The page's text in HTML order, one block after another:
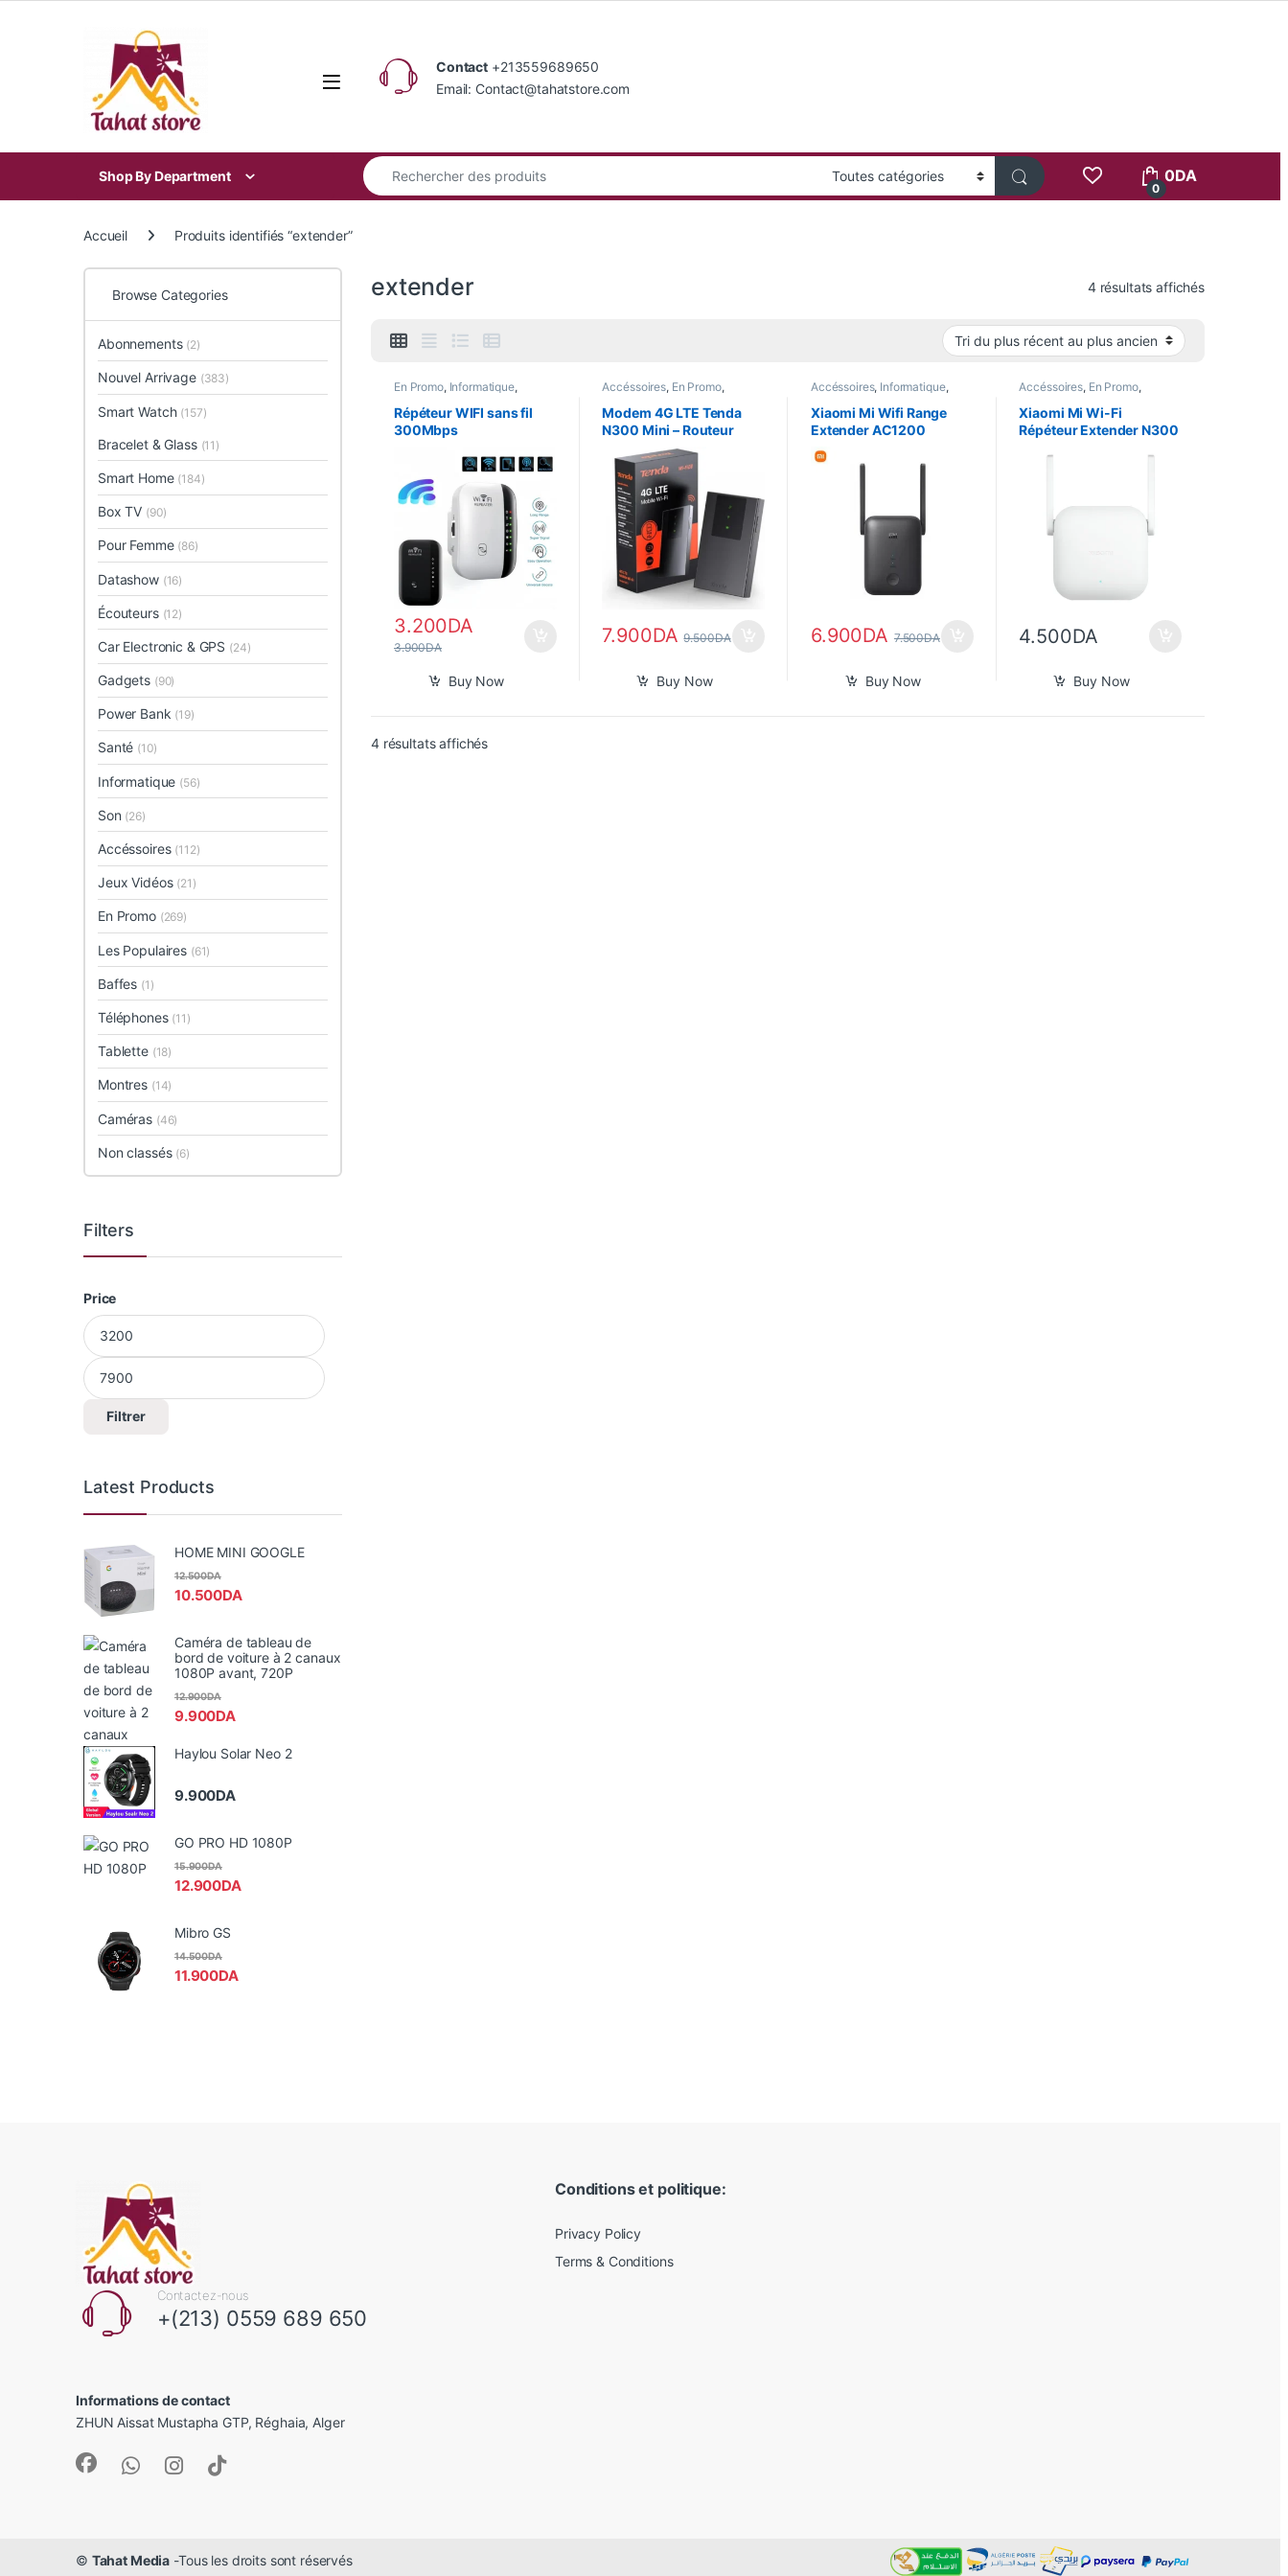
Contact +213559689650
Email: Contact@tahatstore.com
Shop By Department
Search for:
0
0DA
Accueil Produits identifiés “extender”
extender 4 résultats affichésTrié du plus
En Promo, Informatique,
Smart Watch
Répéteur WIFI sans fil
300Mbps
3.200DA
3.900DA
Buy Now
Accéssoires, En Promo,
Smart Home
Modem 4G LTE Tenda
N300 Mini – Routeur
WiFi Portable avec
Batterie Intégrée
7.900DA 9.500DA
Buy Now
Accéssoires, Informatique,
Xiaomi Mi Wifi Range
Extender AC1200
(Répéteur Wifi)
6.900DA 7.500DA
Buy Now
Accéssoires, En Promo,
Nouvel Arrivage
Xiaomi Mi Wi-Fi
Répéteur Extender N300
4.500DA
Buy Now
4 résultats affichésTrié du plus récent au plus ancien
Browse Categories
Abonnements (2)
Nouvel Arrivage (383)
Smart Watch (157)
Bracelet & Glass (11)
Smart Home (184)
Box TV (90)
Pour Femme (86)
Datashow (16)
Écouteurs (12)
Car Electronic & GPS (24)
Gadgets (90)
Power Bank (19)
Santé (10)
Informatique (56)
Son (26)
Accéssoires (112)
Jeux Vidéos (21)
En Promo (269)
Les Populaires (61)
Baffes (1)
Téléphones (11)
Tablette (18)
Montres (14)
Caméras (46)
Non classés (6)
Filters
Price
Prix min
Prix max
Filtrer
Latest Products
HOME MINI GOOGLE
10.500DA
12.500DA
Caméra de tableau de
bord de voiture à 2 canaux
1080P avant, 720P
9.900DA
12.900DA
Haylou Solar Neo 2
9.900DA
GO PRO HD 1080P
12.900DA
15.900DA
Mibro GS
11.900DA
14.500DA
Contactez-nous
+(213) 0559 689 650
Informations de contact
ZHUN Aissat Mustapha GTP, Réghaia, Alger
Conditions et politique:
Privacy Policy
Terms & Conditions
© Tahat Media -Tous les droits sont réservés